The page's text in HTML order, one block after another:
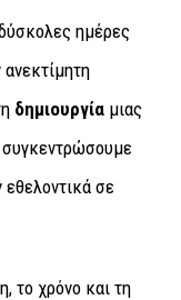
ημέρες
δημιουργία μιας
σε
το χρόνο και τη